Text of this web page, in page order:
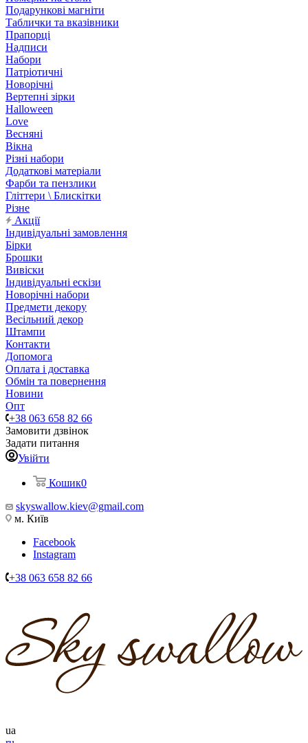
Подарункові магніти
Таблички та вказівники
Прапорці
Надписи
Набори
Патріотичні
Новорічні
Вертепні зірки
Halloween
Love
Весняні
Вікна
Різні набори
Додаткові матеріали
Фарби та пензлики
Гліттери \ Блискітки
Різне
Акції
Індивідуальні замовлення
Бірки
Брошки
Вивіски
Індивідуальні ескізи
Новорічні набори
Предмети декору
Весільний декор
Штампи
Контакти
Допомога
Оплата і доставка
Обмін та повернення
Новини
Опт
+38 063 658 82 66
Замовити дзвінок
Задати питання
Увійти
Кошик0
skyswallow.kiev@gmail.com
м. Київ
Facebook
Instagram
+38 063 658 82 66
ua